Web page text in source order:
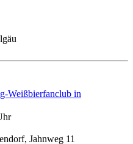
Weißbierfanclub in
Jahnweg 11